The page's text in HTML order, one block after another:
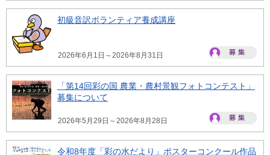
初級音訳ボランティア養成講座
2026年6月1日～2026年8月31日
「第14回彩の国 農業・農村景観フォトコンテスト」
募集について
2026年5月29日～2026年8月28日
令和8年度「彩の水だより」ポスターコンクール作品